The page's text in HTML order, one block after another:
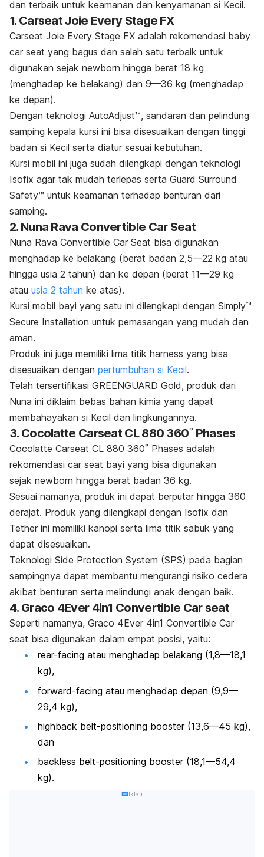
dan terbaik untuk keamanan dan kenyamanan si Kecil.
1. Carseat Joie Every Stage FX
Carseat Joie Every Stage FX adalah rekomendasi baby
car seat yang bagus dan salah satu terbaik untuk
digunakan sejak newborn hingga berat 18 kg
(menghadap ke belakang) dan 9—36 kg (menghadap
ke depan).
Dengan teknologi AutoAdjust™, sandaran dan pelindung
samping kepala kursi ini bisa disesuaikan dengan tinggi
badan si Kecil serta diatur sesuai kebutuhan.
Kursi mobil ini juga sudah dilengkapi dengan teknologi
Isofix agar tak mudah terlepas serta Guard Surround
Safety™ untuk keamanan terhadap benturan dari
samping.
2. Nuna Rava Convertible Car Seat
Nuna Rava Convertible Car Seat bisa digunakan
menghadap ke belakang (berat badan 2,5—22 kg atau
hingga usia 2 tahun) dan ke depan (berat 11—29 kg
atau usia 2 tahun ke atas).
Kursi mobil bayi yang satu ini dilengkapi dengan Simply™
Secure Installation untuk pemasangan yang mudah dan
aman.
Produk ini juga memiliki lima titik harness yang bisa
disesuaikan dengan pertumbuhan si Kecil.
Telah tersertifikasi GREENGUARD Gold, produk dari
Nuna ini diklaim bebas bahan kimia yang dapat
membahayakan si Kecil dan lingkungannya.
3. Cocolatte Carseat CL 880 360˚ Phases
Cocolatte Carseat CL 880 360˚ Phases adalah
rekomendasi car seat bayi yang bisa digunakan
sejak newborn hingga berat badan 36 kg.
Sesuai namanya, produk ini dapat berputar hingga 360
derajat. Produk yang dilengkapi dengan Isofix dan
Tether ini memiliki kanopi serta lima titik sabuk yang
dapat disesuaikan.
Teknologi Side Protection System (SPS) pada bagian
sampingnya dapat membantu mengurangi risiko cedera
akibat benturan serta melindungi anak dengan baik.
4. Graco 4Ever 4in1 Convertible Car seat
Seperti namanya, Graco 4Ever 4in1 Convertible Car
seat bisa digunakan dalam empat posisi, yaitu:
rear-facing atau menghadap belakang (1,8—18,1
kg),
forward-facing atau menghadap depan (9,9—
29,4 kg),
highback belt-positioning booster(13,6—45 kg),
dan
backless belt-positioning booster(18,1—54,4
kg).
Iklan